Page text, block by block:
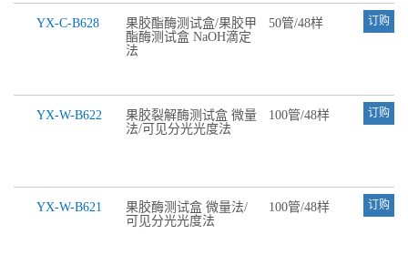
YX-C-B628
果胶酯酶测试盒/果胶甲
酯酶测试盒 NaOH滴定
法
50管/48样 订购
YX-W-B622
果胶裂解酶测试盒 微量
法/可见分光光度法
100管/48样 订购
YX-W-B621
果胶酶测试盒 微量法/
可见分光光度法
100管/48样 订购